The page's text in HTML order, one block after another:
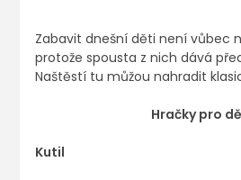
Zabavit dnešní děti není vůbec
protože spousta z nich dává
Naštěstí tu můžou nahradit
Hračky pro
Kutil